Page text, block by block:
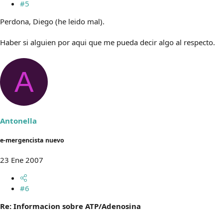
#5
Perdona, Diego (he leido mal).
Haber si alguien por aqui que me pueda decir algo al respecto.
A
Antonella
e-mergencista nuevo
23 Ene 2007
#6
Re: Informacion sobre ATP/Adenosina